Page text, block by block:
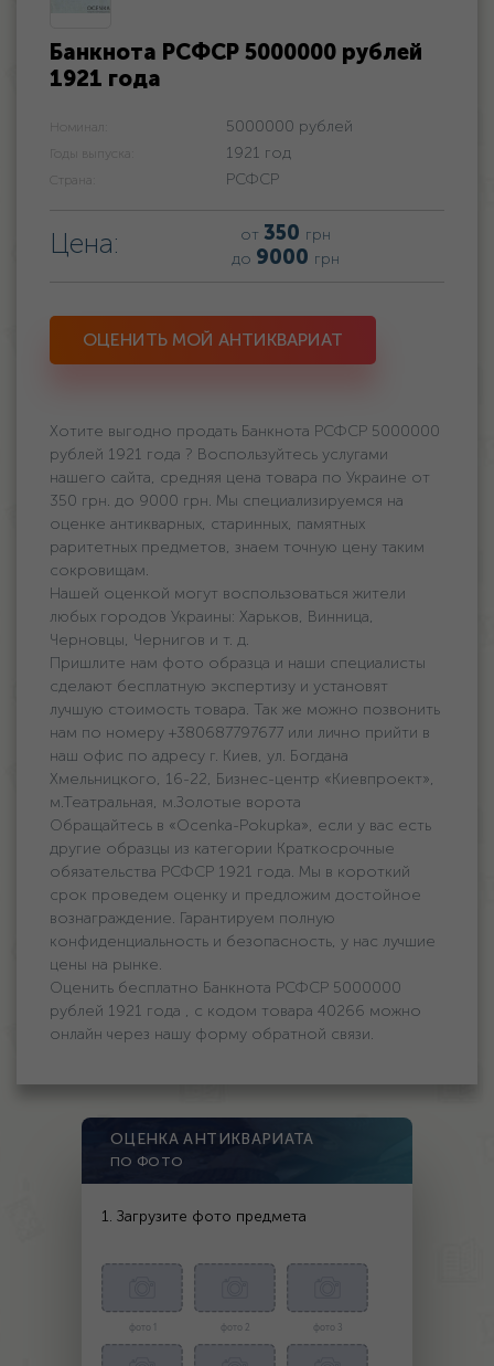
Банкнота РСФСР 5000000 рублей
1921 года
Номинал: 5000000 рублей
Годы выпуска: 1921 год
Страна: РСФСР
Цена: от 350 грн
до 9000 грн
ОЦЕНИТЬ МОЙ АНТИКВАРИАТ
Хотите выгодно продать Банкнота РСФСР 5000000
рублей 1921 года ? Воспользуйтесь услугами
нашего сайта, средняя цена товара по Украине oт
350 грн. дo 9000 грн. Мы специализируемся на
оценке антикварных, старинных, памятных
раритетных предметов, знаем точную цену таким
сокровищам.
Нашей оценкой могут воспользоваться жители
любых городов Украины: Харьков, Винница,
Черновцы, Чернигов и т. д.
Пришлите нам фото образца и наши специалисты
сделают бесплатную экспертизу и установят
лучшую стоимость товара. Так же можно позвонить
нам по номеру +380687797677 или лично прийти в
наш офис по адресу г. Киев, ул. Богдана
Хмельницкого, 16-22, Бизнес-центр «Киевпроект»,
м.Театральная, м.Золотые ворота
Обращайтесь в «Ocenka-Pokupka», если у вас есть
другие образцы из категории Краткосрочные
обязательства РСФСР 1921 года. Мы в короткий
срок проведем оценку и предложим достойное
вознаграждение. Гарантируем полную
конфиденциальность и безопасность, у нас лучшие
цены на рынке.
Оценить бесплатно Банкнота РСФСР 5000000
рублей 1921 года , с кодом товара 40266 можно
онлайн через нашу форму обратной связи.
ОЦЕНКА АНТИКВАРИАТА
ПО ФОТО
1. Загрузите фото предмета
фото 1 фото 2 фото 3